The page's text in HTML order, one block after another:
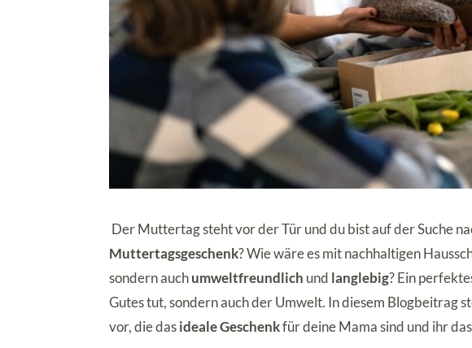
Der Muttertag steht vor der Tür und du bist auf der Suche
Muttertagsgeschenk? Wie wäre es mit nachhaltigen
sondern auchumweltfreundlich und langlebig? Ein
Gutes tut, sondern auch der Umwelt. In diesem Blogbeitrag
vor, die dasideale Geschenkfür deine Mama sind und ihr